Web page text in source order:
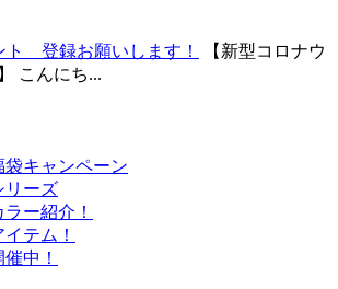
ト 登録お願いします！
【新型コロナウ
こんにち...
袋キャンペーン
リーズ
ー紹介！
テム！
中！